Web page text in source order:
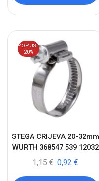
POPUST
20%
STEGA CRIJEVA 20-32mm
WURTH 368547 539 12032
1,15€ 0,92 €